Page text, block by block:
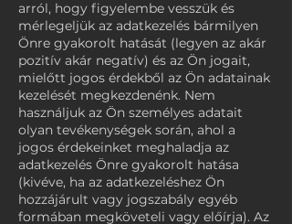
arról, hogy figyelembe vesszük és
mérlegeljük az adatkezelés bármilyen
Önre gyakorolt hatását (legyen az akár
pozitív akár negatív) és az Ön jogait,
mielőtt jogos érdekből az Ön adatainak
kezelését megkezdenénk. Nem
használjuk az Ön személyes adatait
olyan tevékenységek során, ahol a
jogos érdekeinket meghaladja az
adatkezelés Önre gyakorolt hatása
(kivéve, ha az adatkezeléshez Ön
hozzájárult vagy jogszabály egyéb
formában megköveteli vagy előírja). Az